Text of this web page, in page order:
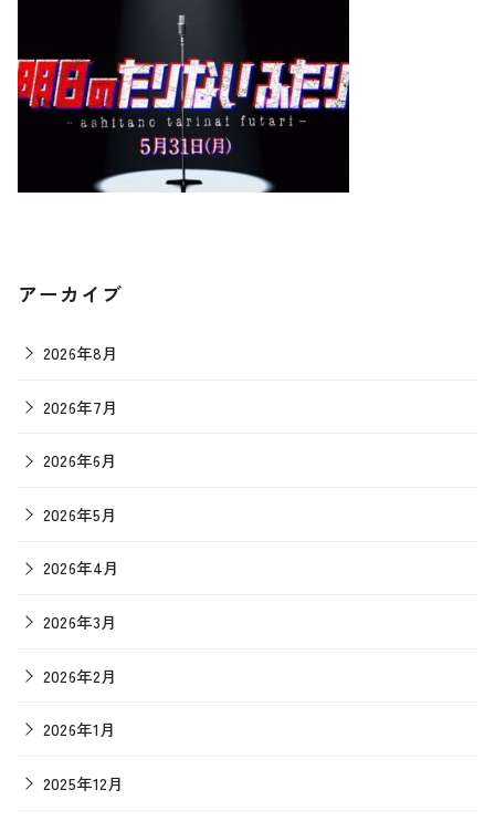
アーカイブ
2026年8月
2026年7月
2026年6月
2026年5月
2026年4月
2026年3月
2026年2月
2026年1月
2025年12月